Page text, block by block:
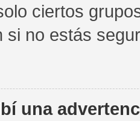
ciertos
si no estás
una